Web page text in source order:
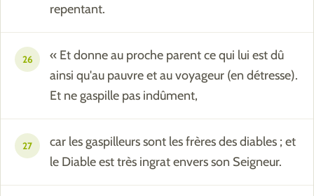
repentant.
26
« Et donne au proche parent ce qui lui est dû
ainsi qu'au pauvre et au voyageur (en détresse).
Et ne gaspille pas indûment,
27
car les gaspilleurs sont les frères des diables ; et
le Diable est très ingrat envers son Seigneur.